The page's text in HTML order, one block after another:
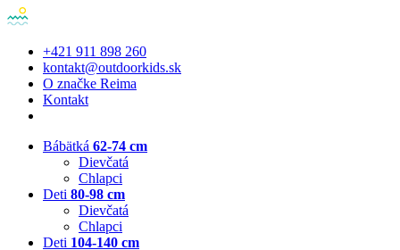
+421 911 898 260
kontakt@outdoorkids.sk
O značke Reima
Kontakt
Bábätká 62-74 cm
Dievčatá
Chlapci
Deti 80-98 cm
Dievčatá
Chlapci
Deti 104-140 cm